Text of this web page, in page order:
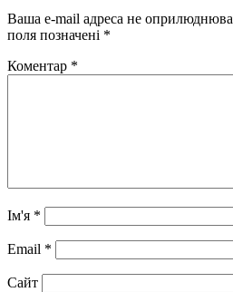
Ваша e-mail адреса не
поля позначені *
Коментар *
Ім'я *
Email *
Сайт